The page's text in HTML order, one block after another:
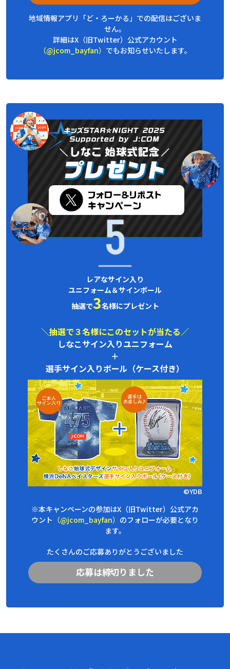
地域情報アプリ「ど・ろーかる」での配信はございま
せん。
詳細はX（旧Twitter）公式アカウント
（@jcom_bayfan） でもお知らせいたします。
レアなサイン入り
ユニフォーム＆サインボール
抽選で3名様にプレゼント
＼抽選で３名様にこのセットが当たる／
しなこサイン入りユニフォーム
＋
選手サイン入りボール（ケース付き）
©YDB
※本キャンペーンの参加はX（旧Twitter）公式アカ
ウント （@jcom_bayfan） のフォローが必要となり
ます。
たくさんのご応募ありがとうございました
応募は締切りました